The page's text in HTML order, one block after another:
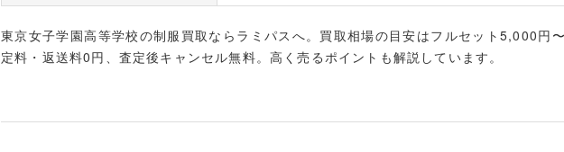
東京女子学園高等学校の制服買取ならラミパスへ。買取相場の目安はフルセット5,000円
定料・返送料0円、査定後キャンセル無料。高く売るポイントも解説しています。